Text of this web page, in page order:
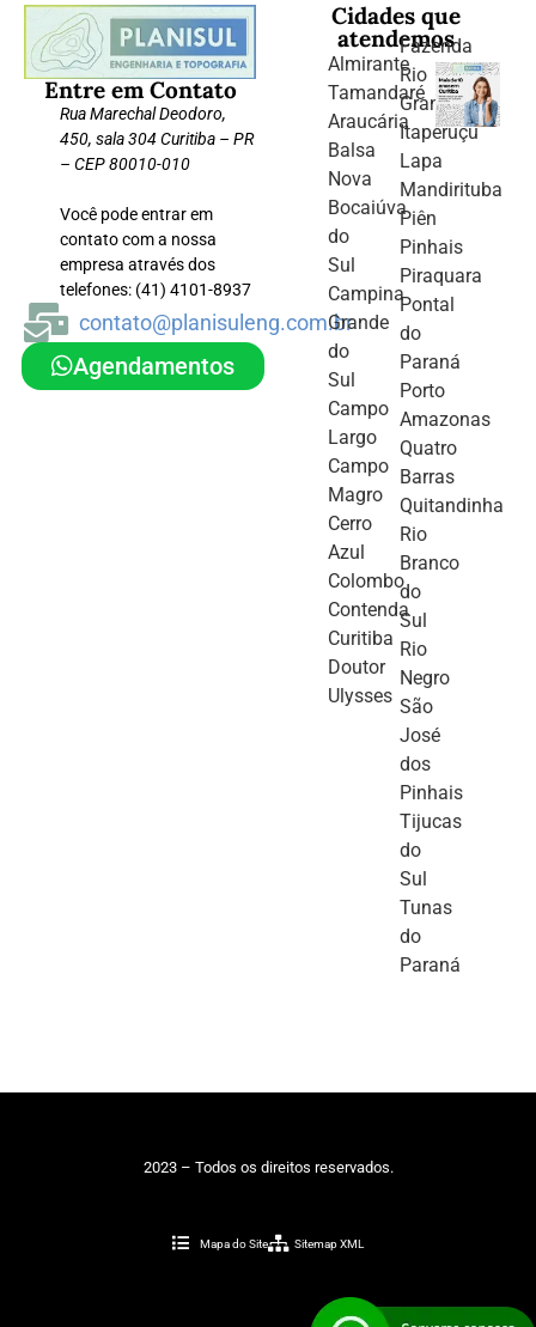
Entre em Contato
Rua Marechal Deodoro,
450, sala 304 Curitiba – PR
– CEP 80010-010
Você pode entrar em
contato com a nossa
empresa através dos
telefones: (41) 4101-8937
contato@planisuleng.com.br
Agendamentos
Cidades que
atendemos
Almirante
Tamandaré
Araucária
Balsa
Nova
Bocaiúva
do
Sul
Campina
Grande
do
Sul
Campo
Largo
Campo
Magro
Cerro
Azul
Colombo
Contenda
Curitiba
Doutor
Ulysses
Fazenda
Rio
Grande
Itaperuçu
Lapa
Mandirituba
Piên
Pinhais
Piraquara
Pontal
do
Paraná
Porto
Amazonas
Quatro
Barras
Quitandinha
Rio
Branco
do
Sul
Rio
Negro
São
José
dos
Pinhais
Tijucas
do
Sul
Tunas
do
Paraná
2023 – Todos os direitos reservados.
Mapa do Site Sitemap XML